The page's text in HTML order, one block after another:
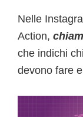
Nelle
Action,
che indichi
devono fare